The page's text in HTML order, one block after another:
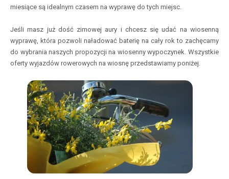
miesiące są idealnym czasem na wyprawę do tych miejsc.
Jeśli masz już dość zimowej aury i chcesz się udać na wiosenną
wyprawę, która pozwoli naładować baterię na cały rok to zachęcamy
do wybrania naszych propozycji na wiosenny wypoczynek. Wszystkie
oferty wyjazdów rowerowych na wiosnę przedstawiamy poniżej.